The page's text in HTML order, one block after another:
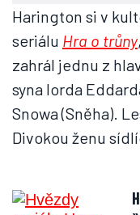
Harington si v
seriálu Hra o trůny
zahrál jednu z
syna lorda
Snowa (Sněha).
Divokou ženu